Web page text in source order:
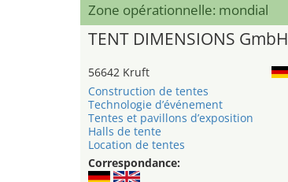
Zone opérationnelle: mondial
TENT DIMENSIONS GmbH
56642 Kruft
Construction de tentes
Technologie d’événement
Tentes et pavillons d’exposition
Halls de tente
Location de tentes
Correspondance: